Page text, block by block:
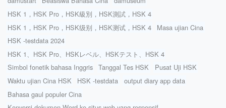
HSK 1，HSK Pro，HSK級別，HSK測試，HSK 4
HSK 1，HSK Pro，HSK级别，HSK测试，HSK 4
Masa ujian Cina
HSK -testdata 2024
HSK 1、HSK Pro、HSKレベル、HSKテスト、HSK 4
Simbol fonetik bahasa Inggris
Tanggal Tes HSK
Pusat Uji HSK
Waktu ujian Cina HSK
HSK -testdata
output diary app data
Bahasa gaul populer Cina